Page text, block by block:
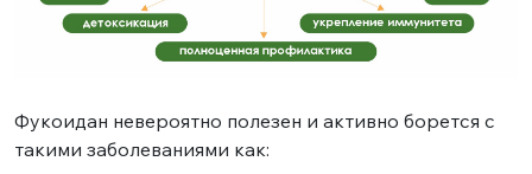
Фукоидан невероятно полезен и активно борется с
такими заболеваниями как: